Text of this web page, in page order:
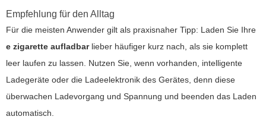
Empfehlung für den Alltag
Für die meisten Anwender gilt als praxisnaher Tipp: Laden Sie Ihre
e zigarette aufladbarlieber häufiger kurz nach, als sie komplett
leer laufen zu lassen. Nutzen Sie, wenn vorhanden, intelligente
Ladegeräte oder die Ladeelektronik des Gerätes, denn diese
überwachen Ladevorgang und Spannung und beenden das Laden
automatisch.